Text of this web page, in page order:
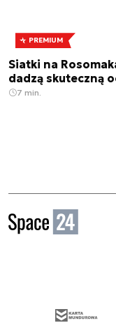
PREMIUM
Siatki na
dadzą skuteczną
7 min.